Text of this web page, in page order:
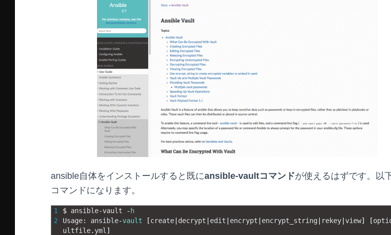
ansible自体をインストールすると既にansible-vaultコマンドが使えるはずです。以
コマンドになります。
1
2
$ ansible-vault -h
Usage: ansible-vault [create| decrypt | edit | encrypt | encrypt_string | rekey|view] [
ultfile. yml ]